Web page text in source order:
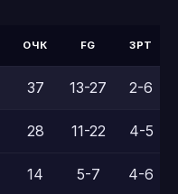
ОЧК FG 3PT
37 13-27 2-6
28 11-22 4-5
14 5-7 4-6